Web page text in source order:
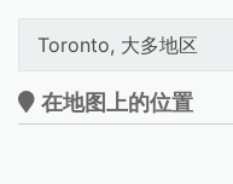
Toronto, 大多地区
在地图上的位置